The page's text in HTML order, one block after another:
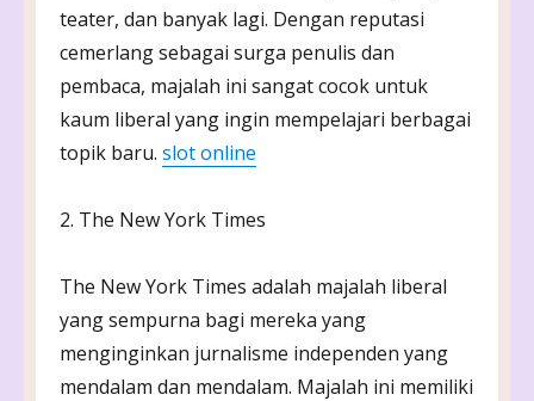
teater, dan banyak lagi. Dengan reputasi
cemerlang sebagai surga penulis dan
pembaca, majalah ini sangat cocok untuk
kaum liberal yang ingin mempelajari berbagai
topik baru. slot online
2. The New York Times
The New York Times adalah majalah liberal
yang sempurna bagi mereka yang
menginginkan jurnalisme independen yang
mendalam dan mendalam. Majalah ini memiliki